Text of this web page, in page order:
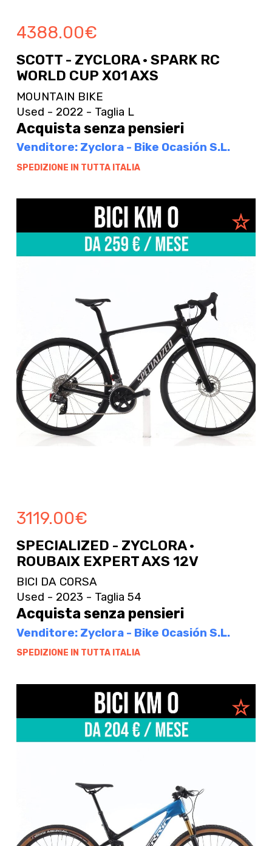
4388.00€
SCOTT - ZYCLORA · SPARK RC
WORLD CUP X01 AXS
MOUNTAIN BIKE
Used - 2022 - Taglia L
Acquista senza pensieri
Venditore: Zyclora - Bike Ocasión S.L.
SPEDIZIONE IN TUTTA ITALIA
3119.00€
SPECIALIZED - ZYCLORA ·
ROUBAIX EXPERT AXS 12V
BICI DA CORSA
Used - 2023 - Taglia 54
Acquista senza pensieri
Venditore: Zyclora - Bike Ocasión S.L.
SPEDIZIONE IN TUTTA ITALIA